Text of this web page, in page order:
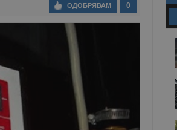
0
ОДОБРЯВАМ